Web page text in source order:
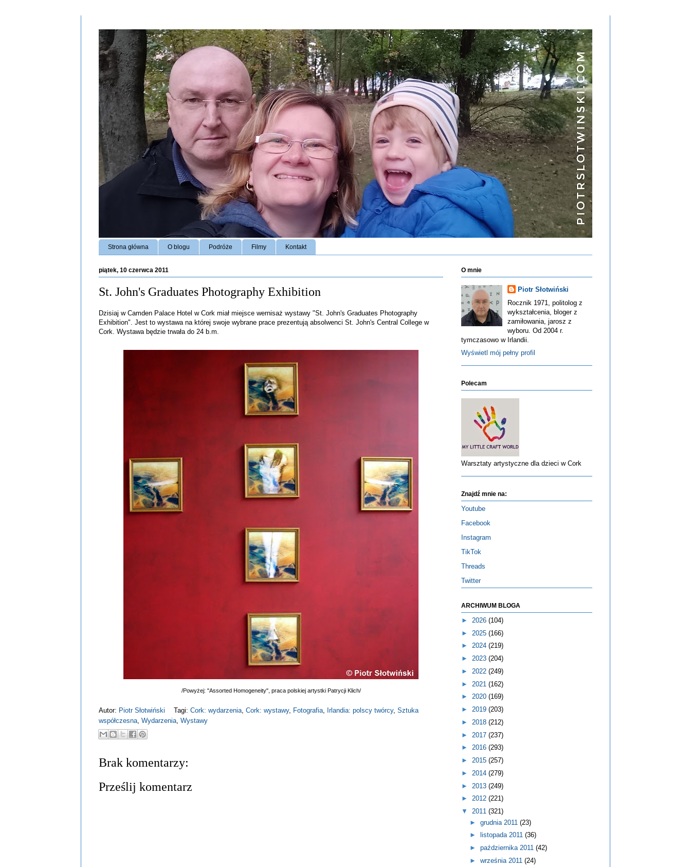
Strona główna O blogu Podróże Filmy Kontakt
piątek, 10 czerwca 2011
St. John's Graduates Photography Exhibition
Dzisiaj w Camden Palace Hotel w Cork miał miejsce wernisaż wystawy "St. John's Graduates Photography
Exhibition". Jest to wystawa na której swoje wybrane prace prezentują absolwenci St. John's Central College w
Cork. Wystawa będzie trwała do 24 b.m.
/Powyżej: "Assorted Homogeneity", praca polskiej artystki Patrycji Klich/
Autor: Piotr Słotwiński Tagi: Cork: wydarzenia Cork: wystawy, Fotografia Irlandia: polscy twórcy, Sztuka
współczesna Wydarzenia Wystawy
Brak komentarzy:
Prześlij komentarz
O mnie
Piotr Słotwiński
Rocznik 1971, politolog z
wykształcenia, bloger z
zamiłowania, jarosz z
wyboru. Od 2004 r.
tymczasowo w Irlandii.
Wyświetl mój pełny profil
Polecam
Warsztaty artystyczne dla dzieci w Cork
Znajdź mnie na:
Youtube
Facebook
Instagram
TikTok
Threads
Twitter
ARCHIWUM BLOGA
► 2026 (104)
► 2025 (166)
► 2024 (219)
► 2023 (204)
► 2022 (249)
► 2021 (162)
► 2020 (169)
► 2019 (203)
► 2018 (212)
► 2017 (237)
► 2016 (293)
► 2015 (257)
► 2014 (279)
► 2013 (249)
► 2012 (221)
▼ 2011 (321)
► grudnia 2011 (23)
►
listopada 2011 (36)
► października 2011 (42)
► września 2011 (24)